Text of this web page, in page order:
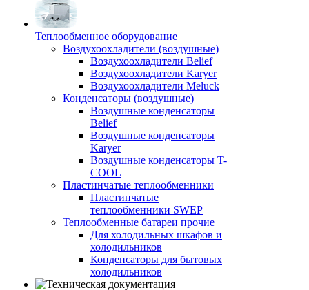
Теплообменное оборудование
Воздухоохладители (воздушные)
Воздухоохладители Belief
Воздухоохладители Karyer
Воздухоохладители Meluck
Конденсаторы (воздушные)
Воздушные конденсаторы
Belief
Воздушные конденсаторы
Karyer
Воздушные конденсаторы T-
COOL
Пластинчатые теплообменники
Пластинчатые
теплообменники SWEP
Теплообменные батареи прочие
Для холодильных шкафов и
холодильников
Конденсаторы для бытовых
холодильников